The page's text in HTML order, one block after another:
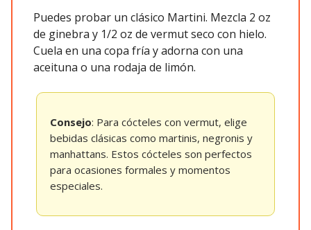
Puedes probar un clásico Martini. Mezcla 2 oz
de ginebra y 1/2 oz de vermut seco con hielo.
Cuela en una copa fría y adorna con una
aceituna o una rodaja de limón.
Consejo: Para cócteles con vermut, elige
bebidas clásicas como martinis, negronis y
manhattans. Estos cócteles son perfectos
para ocasiones formales y momentos
especiales.